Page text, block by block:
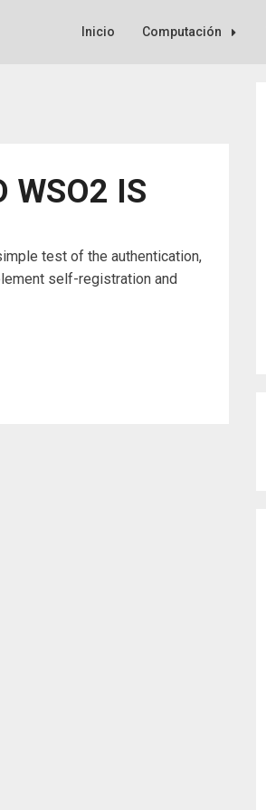
Inicio Computación
WSO2 IS
test of the authentication,
self-registration and